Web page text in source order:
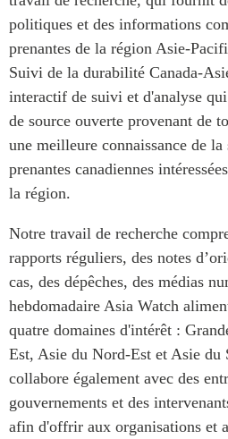
politiques et des informations
prenantes de la région Asie-
Suivi de la durabilité Canada-
interactif de suivi et d'analyse
de source ouverte provenant de
une meilleure connaissance de
prenantes canadiennes
la région.
Notre travail de recherche
rapports réguliers, des notes
cas, des dépêches, des médias
hebdomadaire Asia Watch
quatre domaines d'intérêt :
Est, Asie du Nord-Est et Asie du
collabore également avec des
gouvernements et des
afin d'offrir aux organisations et